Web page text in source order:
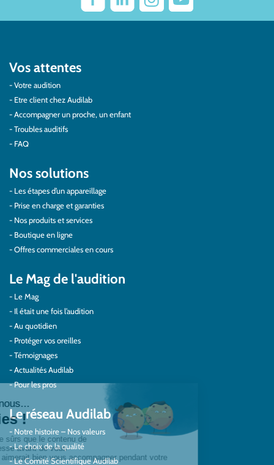
Vos attentes
Votre audition
Etre client chez Audilab
Accompagner un proche, un enfant
Troubles auditifs
FAQ
Nos solutions
Les étapes d’un appareillage
Prise en charge et garanties
Nos produits et services
Boutique en ligne
Offres commerciales en cours
Le Mag de l'audition
Le Mag
Il était une fois l’audition
Au quotidien
Protéger vos oreilles
Témoignages
Actualités Audilab
Pour les pros
Le réseau Audilab
Notre histoire – Nos valeurs
Le choix de la qualité
Le Comité Scientifique Audilab